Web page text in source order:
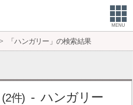
MENU
「ハンガリー」の検索結果
2 ハンガリー